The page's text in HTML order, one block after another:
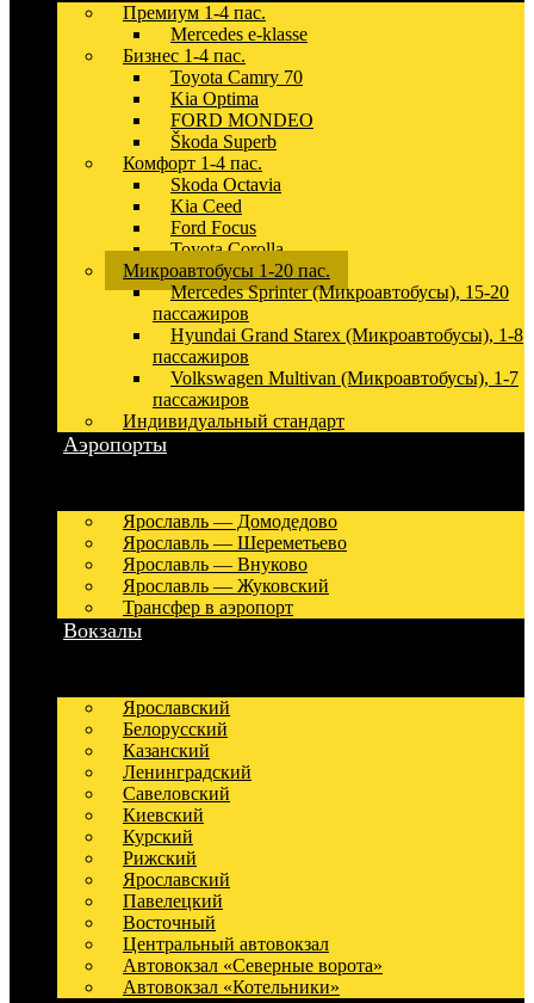
Премиум 1-4 пас.
Mercedes e-klasse
Бизнес 1-4 пас.
Toyota Camry 70
Kia Optima
FORD MONDEO
Škoda Superb
Комфорт 1-4 пас.
Skoda Octavia
Kia Ceed
Ford Focus
Toyota Corolla
Микроавтобусы 1-20 пас.
Mercedes Sprinter (Микроавтобусы), 15-20
пассажиров
Hyundai Grand Starex (Микроавтобусы), 1-8
пассажиров
Volkswagen Multivan (Микроавтобусы), 1-7
пассажиров
Индивидуальный стандарт
Аэропорты
Ярославль — Домодедово
Ярославль — Шереметьево
Ярославль — Внуково
Ярославль — Жуковский
Трансфер в аэропорт
Вокзалы
Ярославский
Белорусский
Казанский
Ленинградский
Савеловский
Киевский
Курский
Рижский
Ярославский
Павелецкий
Восточный
Центральный автовокзал
Автовокзал «Северные ворота»
Автовокзал «Котельники»